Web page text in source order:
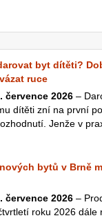
byt dítěti?
ruce
července 2026 –
dítěti zní na první
Jenže v
bytů v Brně
července 2026 –
roku 2026 dále